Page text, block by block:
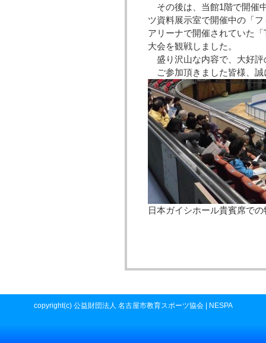
その後は、当館1階で開催
ツ資料展示室で開催中の「
アリーナで開催されていた
大会を観戦しました。
盛り沢山な内容で、大好評
ご参加頂きました皆様、誠
日本ガイシホール貴賓席で
copyright(c) 公益財団法人 名古屋市教育スポーツ協会 | NESPA